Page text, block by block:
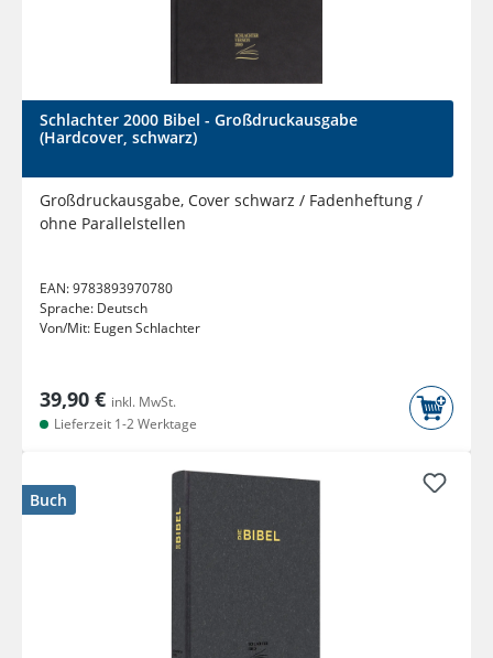
Schlachter 2000 Bibel - Großdruckausgabe
(Hardcover, schwarz)
Großdruckausgabe, Cover schwarz / Fadenheftung /
ohne Parallelstellen
EAN:9783893970780
Sprache: Deutsch
Von/Mit: Eugen Schlachter
39,90 € inkl. MwSt.
Lieferzeit 1-2 Werktage
Buch